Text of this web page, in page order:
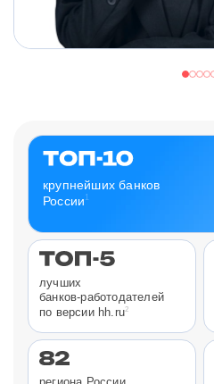
крупнейших банков
России 1
лучших
банков-работодателей
по версии hh.ru2